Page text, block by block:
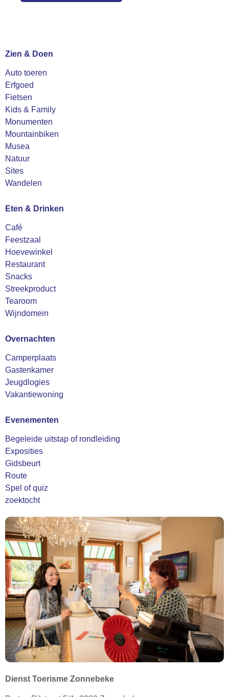
Zien & Doen
Auto toeren
Erfgoed
Fietsen
Kids & Family
Monumenten
Mountainbiken
Musea
Natuur
Sites
Wandelen
Eten & Drinken
Café
Feestzaal
Hoevewinkel
Restaurant
Snacks
Streekproduct
Tearoom
Wijndomein
Overnachten
Camperplaats
Gastenkamer
Jeugdlogies
Vakantiewoning
Evenementen
Begeleide uitstap of rondleiding
Exposities
Gidsbeurt
Route
Spel of quiz
zoektocht
Dienst Toerisme Zonnebeke